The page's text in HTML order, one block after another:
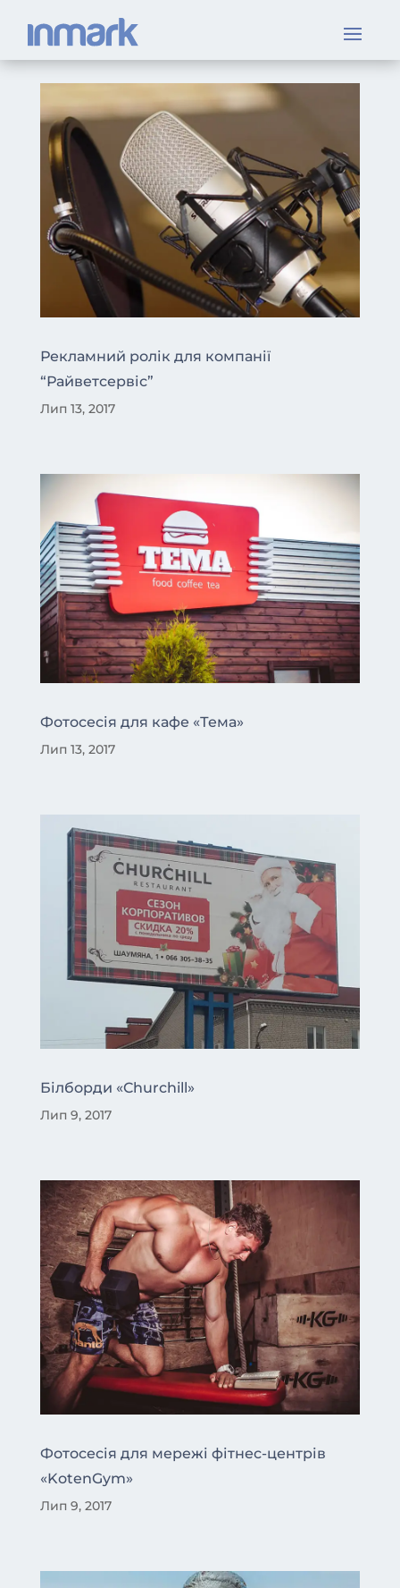
Рекламний ролік для компанії
“Райветсервіс”
Лип 13, 2017
Фотосесія для кафе «Тема»
Лип 13, 2017
Білборди «Churchill»
Лип 9, 2017
Фотосесія для мережі фітнес-центрів
«KotenGym»
Лип 9, 2017